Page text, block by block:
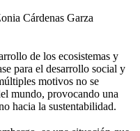
Cárdenas Garza
de los ecosistemas y
para el desarrollo social y
motivos no se
mundo, provocando una
hacia la sustentabilidad.